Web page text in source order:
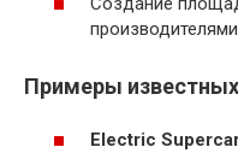
Примеры
Electric